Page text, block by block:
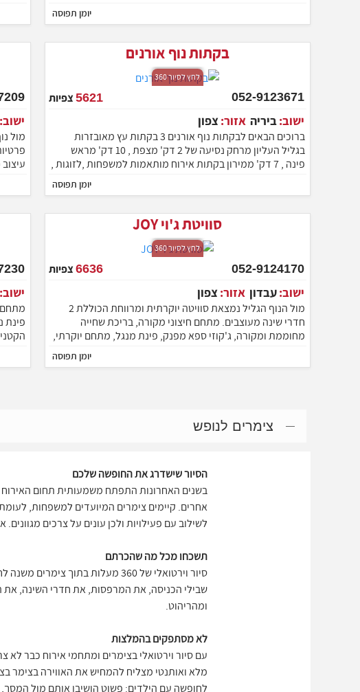
יומן תפוסה
בקתות נוף אורנים
לחץ לסיור 360
052-9123671
5621 צפיות
ישוב:ביריה אזור:צפון
ברוכים הבאים לבקתות נוף אורנים 3 בקתות עץ מאובזרות
בגליל העליון מרחק נסיעה של 2 דק' מצפת , 10 דק' מראש
פינה , 7 דק' ממירון בקתות אירוח מותאמות למשפחות ,לזוגות ,
יומן תפוסה
מתחם
קיים
סוויטת ג'וי JOY
לחץ לסיור 360
052-9124170
6636 צפיות
ישוב:עבדון אזור:צפון
מול הנוף הגליל נמצאת סוויטה יוקרתית ומרווחת הכוללת 2
חדרי שינה מעוצבים. מתחם חיצוני מקורה, בריכת שחייה
מחוממת ומקורה, ג'קוזי ספא מפנק, פינת מנגל, מתחם יוקרתי,
חצר מרווחת ואינסוף אטרקציות מפנקות נוספות. המתחם
המרהיב מותאם לאירוח של זוגות, משפחות וקבוצות עד כ-10יומן תפוסה
צימרים לנופש
בשנים האחרונות התפתח משמעותית תחום האירוח
אחרים. קיימים צימרים המיועדים למשפחות,
לשילוב עם פעילויות ולכן עונים על צרכים
סיור וירטואלי של 360 מעלות
שבילי הכניסה, את המרפסות, את חדרי השינה, את
ומהריהוט.